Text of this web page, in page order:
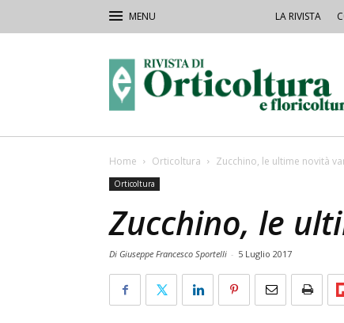
LA RIVISTA
Orticoltura
Home Orticoltura Zucchino, le ultime novità
Orticoltura
Zucchino, le
Di Giuseppe Francesco Sportelli - 5 Luglio 2017